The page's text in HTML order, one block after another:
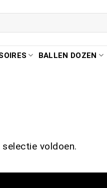
BALLEN DOZEN
voldoen.